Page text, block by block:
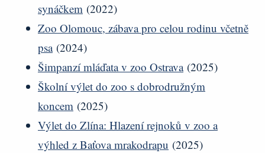
synáčkem (2022)
Zoo Olomouc, zábava pro celou rodinu včetně
psa(2024)
Šimpanzí mláďata v zoo Ostrava (2025)
Školní výlet do zoo s dobrodružným
koncem (2025)
Výlet do Zlína: Hlazení rejnoků v zoo a
výhled z Baťova mrakodrapu (2025)